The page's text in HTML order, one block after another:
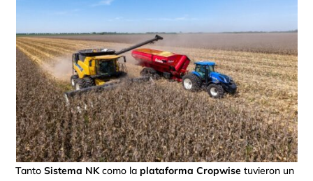
TantoSistema NKcomo laplataforma Cropwise tuvieron un